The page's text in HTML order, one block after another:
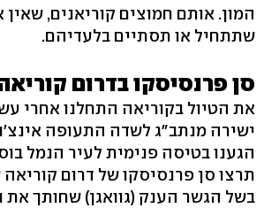
המון. אותם חמוצים קוריאנים,
שתתחיל או תסתיים בלעדיהם.
סן פרנסיסקו בדרום
את הטיול בקוריאה התחלנו אחרי
ישירה מנתב"ג לשדה התעופה
הגענו בטיסה פנימית לעיר הנמל
תרצו סן פרנסיסקו של דרום קוריאה
בשל הגשר הענק (גוואגן) שחותך את